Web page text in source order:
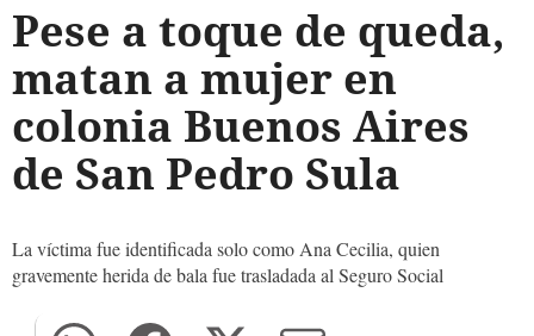
Pese a toque de queda,
matan a mujer en
colonia Buenos Aires
de San Pedro Sula
La víctima fue identificada solo como Ana Cecilia, quien
gravemente herida de bala fue trasladada al Seguro Social